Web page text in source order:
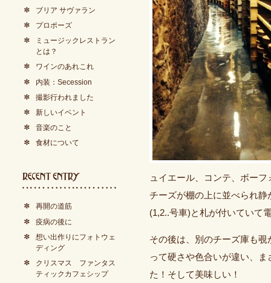
ュイエール、コンテ、ボー
チーズが棚の上に並べられ
(1,2..号車)と札が付いていて
その後は、別のチーズ庫も
って硬さや色合いが違い、
た！そして美味しい！
ブリア サヴァラン
プロポーズ
ミュージックレストラン
とは？
ワインのあれこれ
内装：Secession
撮影行われました
新しいイベント
音楽のこと
食材について
再開の道筋
疫病の後に
想い出作りにフォトウェ
ディング
クリスマス ファンタス
ティックカフェシップ